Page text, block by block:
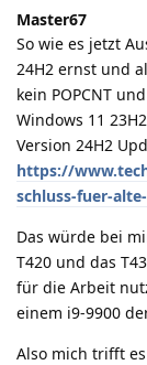
Master67
So wie es jetzt
24H2 ernst und
kein POPCNT
Windows 11
Version 24H2
https://
schluss-fuer-
Das würde bei
T420 und das
für die Arbeit
einem i9-9900
Also mich trifft